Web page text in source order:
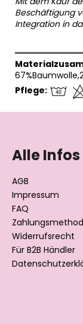
Beschäftigung
Integration in
Pflege:
F
Alle Infos
AGB
Impressum
FAQ
Widerrufsrecht
Für B2B Händler